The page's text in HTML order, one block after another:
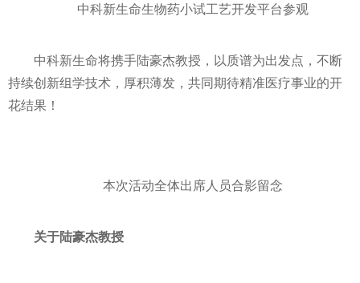
中科新生命生物药小试工艺开发平台参观
中科新生命将携手陆豪杰教授，以质谱为出发点，不断
持续创新组学技术，厚积薄发，共同期待精准医疗事业的开
花结果！
本次活动全体出席人员合影留念
关于陆豪杰教授